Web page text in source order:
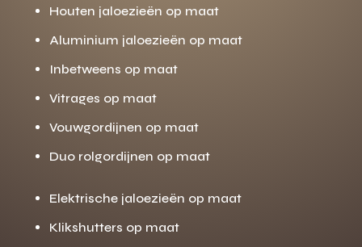
Houten jaloezieën op maat
Aluminium jaloezieën op maat
Inbetweens op maat
Vitrages op maat
Vouwgordijnen op maat
Duo rolgordijnen op maat
Elektrische jaloezieën op maat
Klikshutters op maat